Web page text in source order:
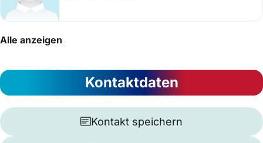
Alle anzeigen
Kontaktdaten
Kontakt speichern